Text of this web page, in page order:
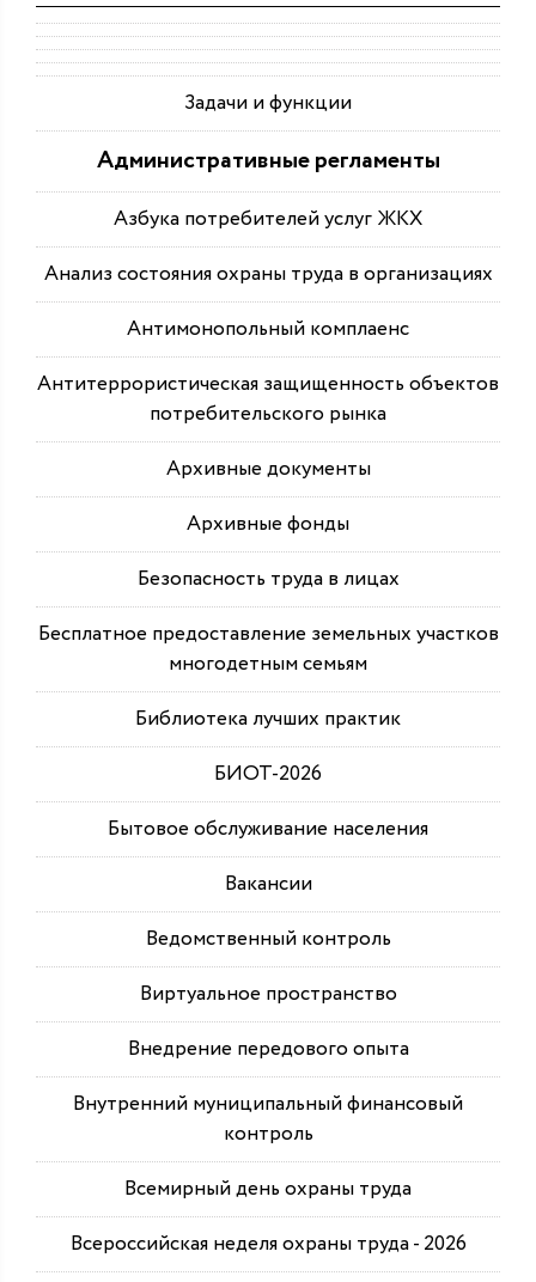
Задачи и функции
Административные регламенты
Азбука потребителей услуг ЖКХ
Анализ состояния охраны труда в организациях
Антимонопольный комплаенс
Антитеррористическая защищенность объектов
потребительского рынка
Архивные документы
Архивные фонды
Безопасность труда в лицах
Бесплатное предоставление земельных участков
многодетным семьям
Библиотека лучших практик
БИОТ-2026
Бытовое обслуживание населения
Вакансии
Ведомственный контроль
Виртуальное пространство
Внедрение передового опыта
Внутренний муниципальный финансовый
контроль
Всемирный день охраны труда
Всероссийская неделя охраны труда - 2026